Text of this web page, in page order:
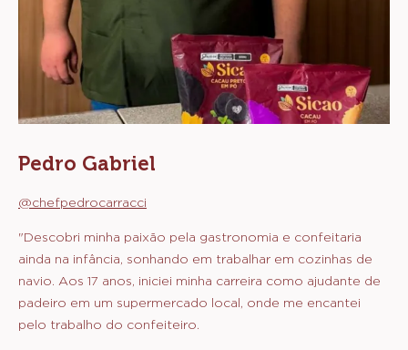
Pedro Gabriel
@chefpedrocarracci
"Descobri minha paixão pela gastronomia e confeitaria
ainda na infância, sonhando em trabalhar em cozinhas de
navio. Aos 17 anos, iniciei minha carreira como ajudante de
padeiro em um supermercado local, onde me encantei
pelo trabalho do confeiteiro.